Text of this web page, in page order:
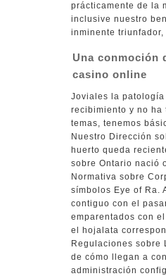
prácticamente de la
inclusive nuestro
inminente triunfador,
Una conmoción
casino online
Joviales la
recibimiento y no ha
temas, tenemos
Nuestro Dirección
huerto queda
sobre Ontario nació
Normativa sobre
símbolos Eye of Ra.
contiguo con el
emparentados con
el hojalata
Regulaciones sobre
de cómo llegan a
administración